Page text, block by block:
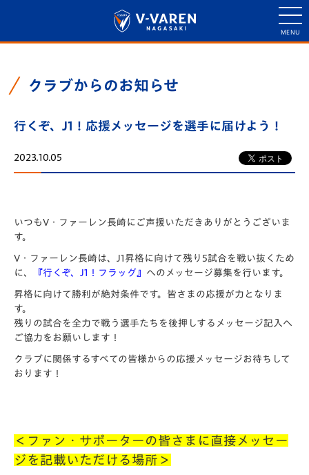
クラブからのお知らせ
行くぞ、J1！応援メッセージを選手に届けよう！
2023.10.05
いつもV・ファーレン長崎にご声援いただきありがとうございま
す。
V・ファーレン長崎は、J1昇格に向けて残り5試合を戦い抜くため
に、
『行くぞ、J1！フラッグ』 へのメッセージ募集を行います。
昇格に向けて勝利が絶対条件です。皆さまの応援が力となりま
す。
残りの試合を全力で戦う選手たちを後押しするメッセージ記入へ
ご協力をお願いします！
クラブに関係するすべての皆様からの応援メッセージお待ちして
おります！
＜ファン・サポーターの皆さまに直接メッセー
ジを記載いただける場所＞